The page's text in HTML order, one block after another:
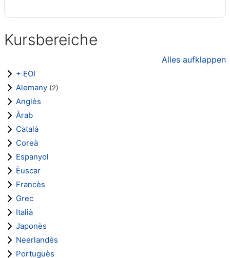
Kursbereiche
Alles aufklappen
+ EOI
Alemany (2)
Anglès
Àrab
Català
Coreà
Espanyol
Èuscar
Francès
Grec
Italià
Japonès
Neerlandès
Portuguès